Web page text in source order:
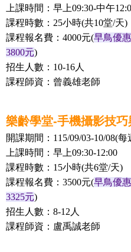
上課時間：早上09:30-中午
課程時數：25小時(共10堂/天)
課程報名費：4000元(早鳥優
3800元)
招生人數：10-16人
課程師資 ：曾義雄老師
樂齡學堂-手機攝影技
開課期間：115/09/03-10/08(
上課時間：早上09:30-12:00
課程時數：15小時(共6堂/天)
課程報名費：3500元(早鳥優
3325元)
招生人數：8-12人
課程師資 ：盧禹誠老師